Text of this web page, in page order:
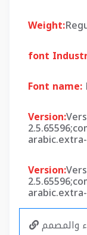
Weight:
font
Font name:
Version:
Version:
والمصمم